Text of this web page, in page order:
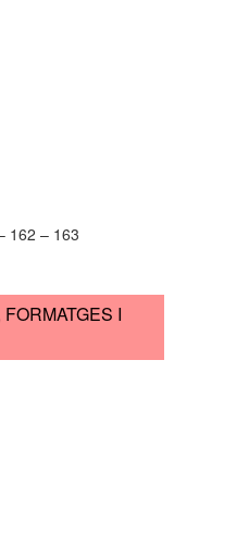
162 – 163
I